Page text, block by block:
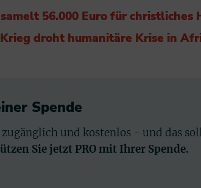
56.000 Euro für christliches
droht humanitäre Krise in
Spende
und kostenlos - und das
Sie jetzt PRO mit Ihrer Spende.